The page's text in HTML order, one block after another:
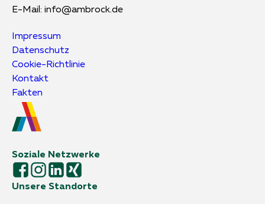
Soziale Netzwerke
Unsere Standorte
E-Mail: info@ambrock.de
Impressum
Datenschutz
Cookie-Richtlinie
Kontakt
Fakten